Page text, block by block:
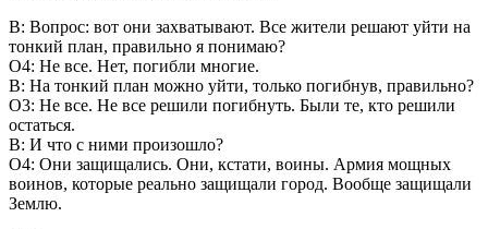
В: Вопрос: вот они захватывают. Все жители решают уйти на
тонкий план, правильно я понимаю?
О4: Не все. Нет, погибли многие.
В: На тонкий план можно уйти, только погибнув, правильно?
О3: Не все. Не все решили погибнуть. Были те, кто решили
остаться.
В: И что с ними произошло?
О4: Они защищались. Они, кстати, воины. Армия мощных
воинов, которые реально защищали город. Вообще защищали
Землю.